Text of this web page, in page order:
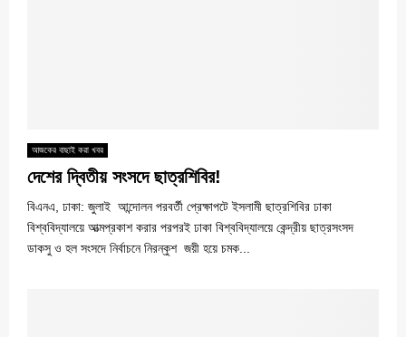
আজকের বাছাই করা খবর
দেশের দ্বিতীয় সংসদে ছাত্রশিবির!
বিএনএ, ঢাকা: জুলাই আন্দোলন পরবর্তী প্রেক্ষাপটে ইসলামী ছাত্রশিবির ঢাকা
বিশ্ববিদ্যালয়ে আত্মপ্রকাশ করার পরপরই ঢাকা বিশ্ববিদ্যালয়ে কেন্দ্রীয় ছাত্রসংসদ
ডাকসু ও হল সংসদে নির্বাচনে নিরন্কুশ জয়ী হয়ে চমক...